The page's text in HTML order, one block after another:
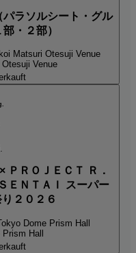
ラソルシート・グル
・２部）
Matsuri Otesuji Venue
Venue
ＰＲＯＪＥＣＴ Ｒ．
ＥＮＴＡＩ スーパー
２０２６
Dome Prism Hall
Hall